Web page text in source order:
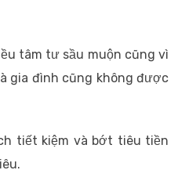
tâm tư sầu muộn cũng vì
gia đình cũng không được
tiết kiệm và bớt tiêu tiền